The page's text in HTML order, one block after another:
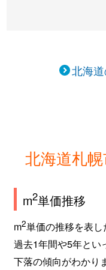
北海
北海道札
m2単価推移
m2単価の推移を表し
過去1年間や5年とい
下落の傾向がわかり